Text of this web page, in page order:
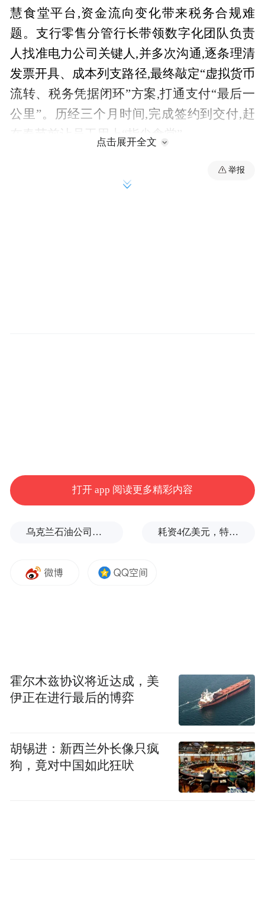
慧食堂平台,资金流向变化带来税务合规难
题。支行零售分管行长带领数字化团队负责
人找准电力公司关键人,并多次沟通,逐条理清
发票开具、成本列支路径,最终敲定“虚拟货币
流转、税务凭据闭环”方案,打通支付“最后一
公里”。历经三个月时间,完成签约到交付,赶
在春节前让员工用上“指尖食堂”。
二、场景赋能,一次营销带动多产品落地。项
目上线是第一步,让员工“愿用、会用、爱用”
功范本。下一步,支行将持续做好“空中食堂”
运营维护,力争一季度交易额突破50万元、员
工渗透率达70%以上;同时加快模式复制,向区
域内医院、政府、学校等需求较大的单位推
广,以更多可感可知的数字化场景,为全行零售
点击展开全文
举报
打开 app 阅读更多精彩内容
乌克兰石油公司设施遭遇大规模袭击 耗资4亿美元，特朗普的白宫宴会厅修建项目被叫停
霍尔木兹协议将近达成，美
伊正在进行最后的博弈
胡锡进：新西兰外长像只疯
狗，竟对中国如此狂吠